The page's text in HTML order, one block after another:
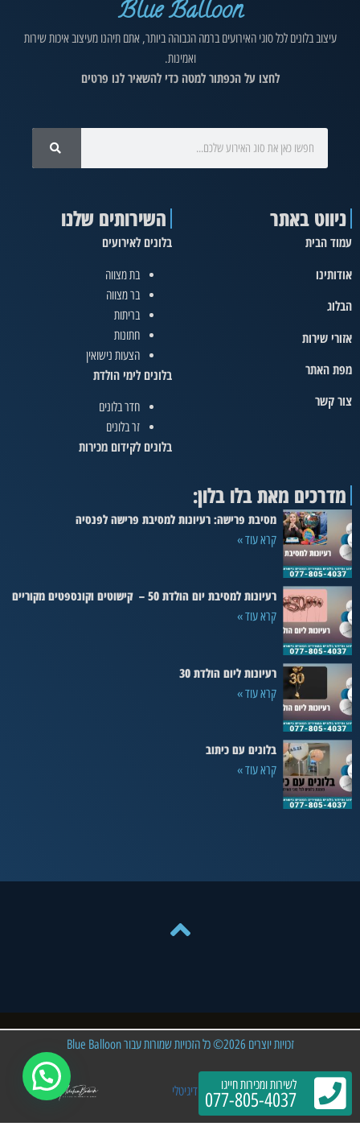
Blue Balloon
עיצוב בלונים לכל סוגי האירועים ברמה הגבוהה ביותר, אתם תיהנו מעיצוב איכות שירות
ואמינות.
לחצו על הכפתור למטה כדי להשאיר לנו פרטים
ניווט באתר
עמוד הבית
אודותינו
הבלוג
אזורי שירות
מפת האתר
צור קשר
השירותים שלנו
בלונים לאירועים
בת מצווה
בר מצווה
בריתות
חתונות
הצעות נישואין
בלונים לימי הולדת
חדר בלונים
זר בלונים
בלונים לקידום מכירות
מדרכים מאת בלו בלון:
מסיבת פרישה: רעיונות למסיבת פרישה לפנסיה
קרא עוד »
רעיונות למסיבת יום הולדת 50 – קישוטים וקונספטים מקוריים
קרא עוד »
רעיונות ליום הולדת 30
קרא עוד »
בלונים עם כיתוב
קרא עוד »
לשירות ומכירות חייגו
077-805-4037
זכויות יוצרים 2026© כל הזכויות שמורות עבור Blue Balloon
פיתוח וקידום האתר: אברהם שיווק דיגיטלי